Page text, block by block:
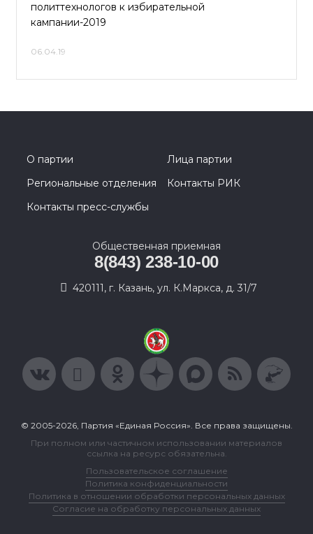
политтехнологов к избирательной
кампании-2019
06.04.19
О партии
Лица партии
Региональные отделения
Контакты РИК
Контакты пресс-службы
Общественная приемная
8(843) 238-10-00
420111, г. Казань, ул. К.Маркса, д. 31/7
© 2005-2026, Партия «Единая Россия». Все права защищены.
При полном или частичном использовании материалов
ссылка на ресурс обязательна.
Пользовательское соглашение
Политика конфиденциальности
Политика в отношении обработки персональных данных
Согласие на обработку персональных данных